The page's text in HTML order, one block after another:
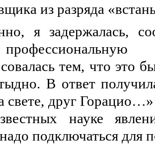
из разряда
я задержалась,
тем, что это
В ответ
свете, друг
науке
подключаться для